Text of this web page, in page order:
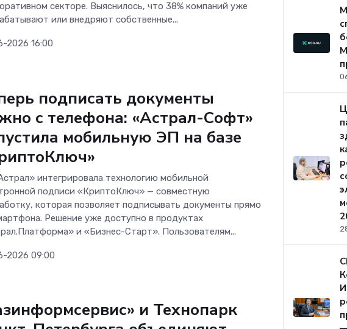
секторе. Выяснилось, что 38% компаний уже
или внедряют собственные...
2026 16:00
подписать документы
с телефона: «Астрал-Софт»
мобильную ЭП на базе
интегрировала технологию мобильной
подписи «КриптоКлюч» — совместную
которая позволяет подписывать документы прямо
Решение уже доступно в продуктах
и «Бизнес-Старт». Пользователям...
2026 09:00
и Технопарк